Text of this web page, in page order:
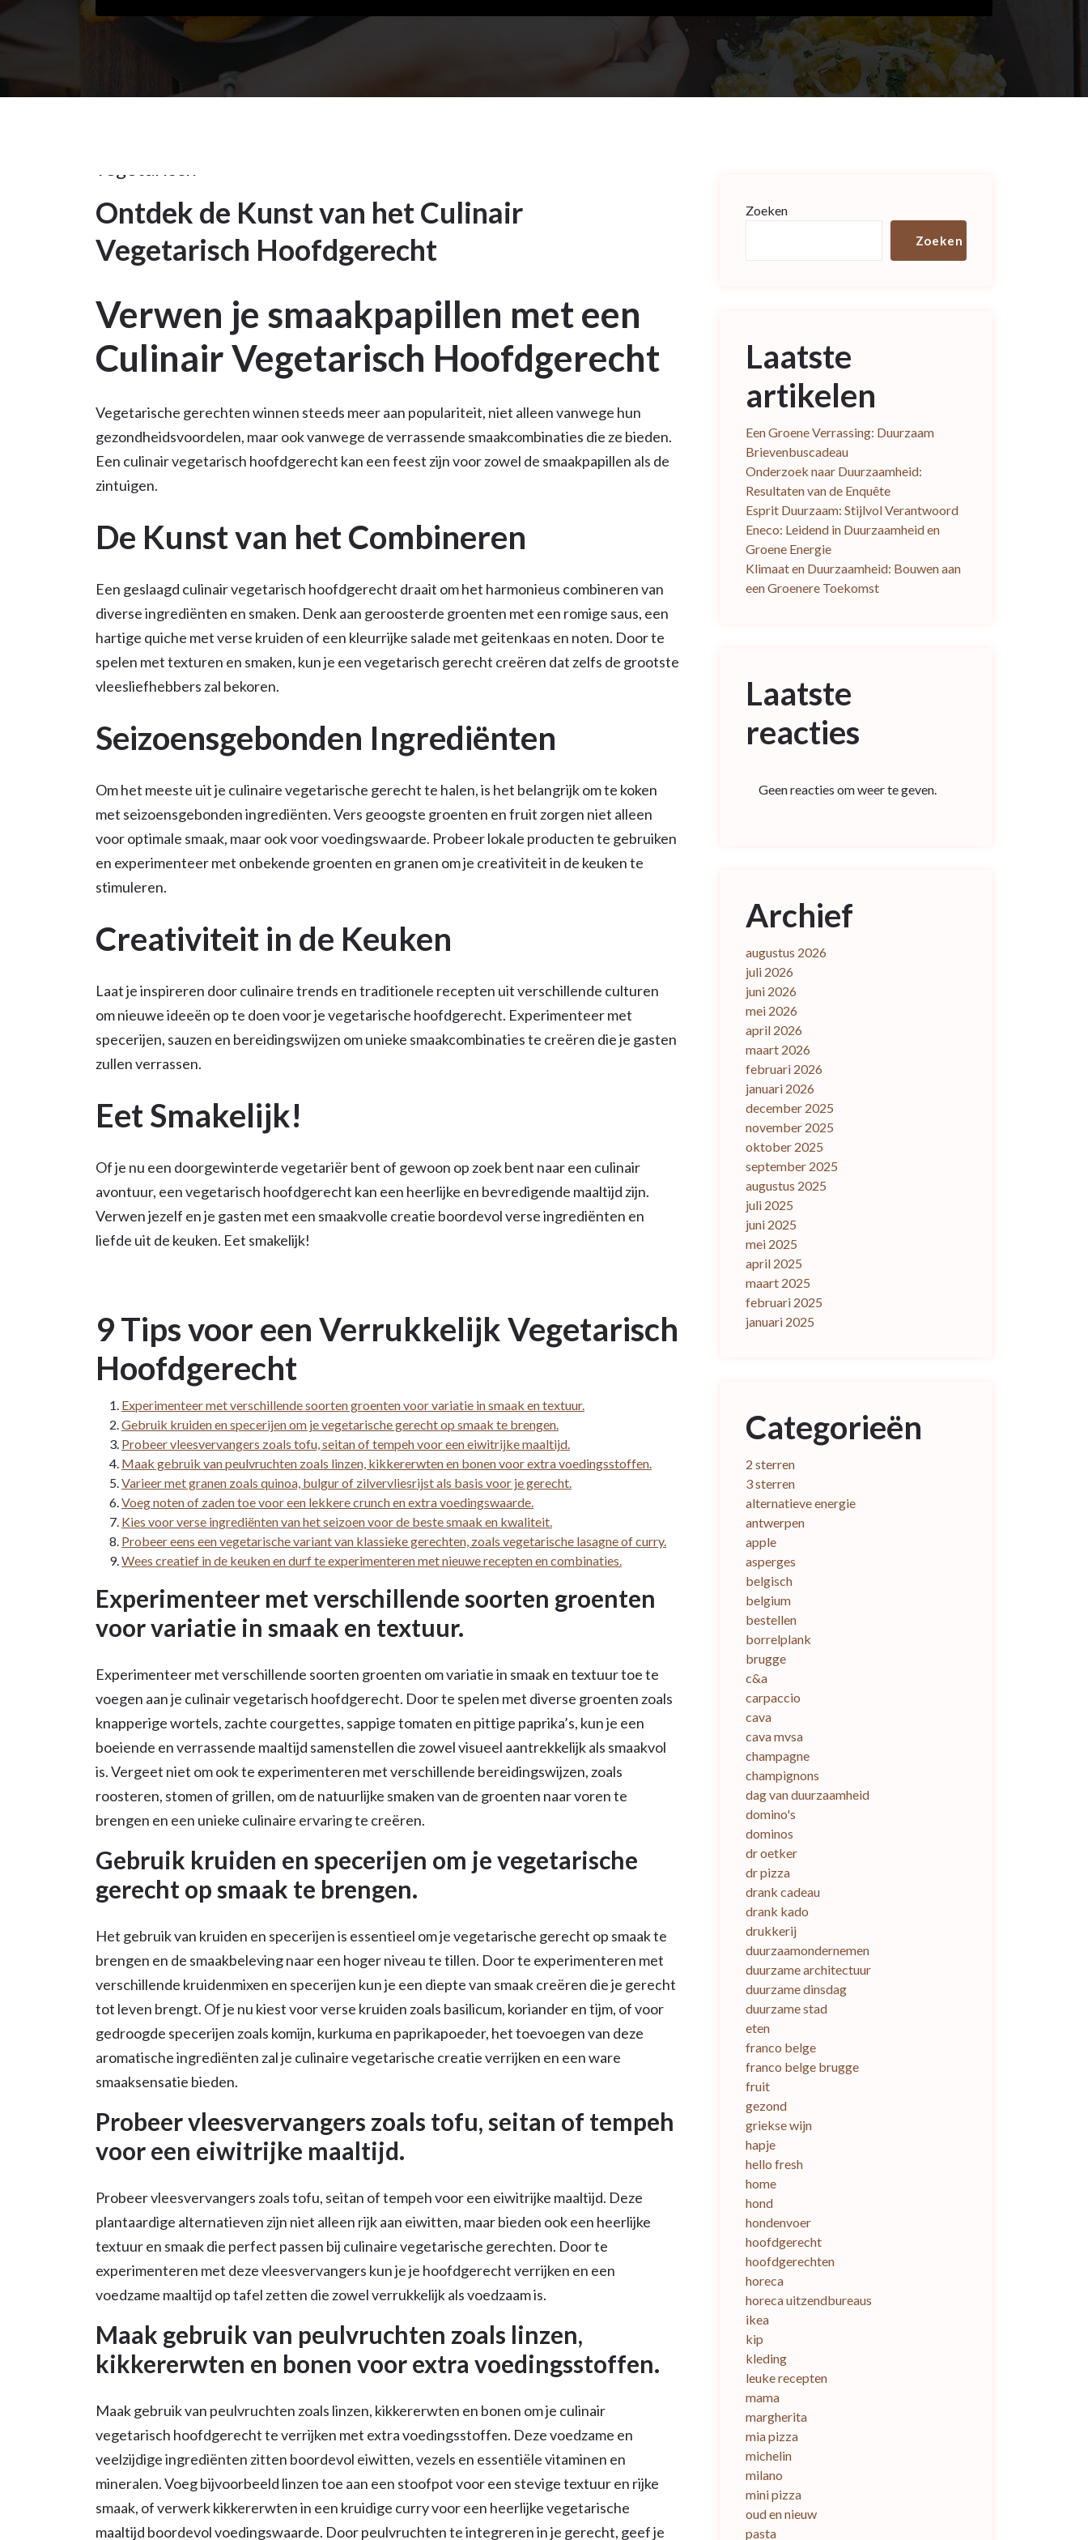
4
JUN 2026
Ontdek de Kunst van het Culinair
Vegetarisch Hoofdgerecht
Verwen je smaakpapillen met een
Culinair Vegetarisch Hoofdgerecht
Vegetarische gerechten winnen steeds meer aan populariteit, niet alleen vanwege hun
gezondheidsvoordelen, maar ook vanwege de verrassende smaakcombinaties die ze bieden.
Een culinair vegetarisch hoofdgerecht kan een feest zijn voor zowel de smaakpapillen als de
zintuigen.
De Kunst van het Combineren
Een geslaagd culinair vegetarisch hoofdgerecht draait om het harmonieus combineren van
diverse ingrediënten en smaken. Denk aan geroosterde groenten met een romige saus, een
hartige quiche met verse kruiden of een kleurrijke salade met geitenkaas en noten. Door te
spelen met texturen en smaken, kun je een vegetarisch gerecht creëren dat zelfs de grootste
vleesliefhebbers zal bekoren.
Seizoensgebonden Ingrediënten
Om het meeste uit je culinaire vegetarische gerecht te halen, is het belangrijk om te koken
met seizoensgebonden ingrediënten. Vers geoogste groenten en fruit zorgen niet alleen
voor optimale smaak, maar ook voor voedingswaarde. Probeer lokale producten te gebruiken
en experimenteer met onbekende groenten en granen om je creativiteit in de keuken te
stimuleren.
Creativiteit in de Keuken
Laat je inspireren door culinaire trends en traditionele recepten uit verschillende culturen
om nieuwe ideeën op te doen voor je vegetarische hoofdgerecht. Experimenteer met
specerijen, sauzen en bereidingswijzen om unieke smaakcombinaties te creëren die je gasten
zullen verrassen.
Eet Smakelijk!
Of je nu een doorgewinterde vegetariër bent of gewoon op zoek bent naar een culinair
avontuur, een vegetarisch hoofdgerecht kan een heerlijke en bevredigende maaltijd zijn.
Verwen jezelf en je gasten met een smaakvolle creatie boordevol verse ingrediënten en
liefde uit de keuken. Eet smakelijk!
9 Tips voor een Verrukkelijk Vegetarisch
Hoofdgerecht
Experimenteer met verschillende soorten groenten voor variatie in smaak en textuur.
Gebruik kruiden en specerijen om je vegetarische gerecht op smaak te brengen.
Probeer vleesvervangers zoals tofu, seitan of tempeh voor een eiwitrijke maaltijd.
Maak gebruik van peulvruchten zoals linzen, kikkererwten en bonen voor extra voedingsstoffen.
Varieer met granen zoals quinoa, bulgur of zilvervliesrijst als basis voor je gerecht.
Voeg noten of zaden toe voor een lekkere crunch en extra voedingswaarde.
Kies voor verse ingrediënten van het seizoen voor de beste smaak en kwaliteit.
Probeer eens een vegetarische variant van klassieke gerechten, zoals vegetarische lasagne of curry.
Wees creatief in de keuken en durf te experimenteren met nieuwe recepten en combinaties.
Experimenteer met verschillende soorten groenten
voor variatie in smaak en textuur.
Experimenteer met verschillende soorten groenten om variatie in smaak en textuur toe te
voegen aan je culinair vegetarisch hoofdgerecht. Door te spelen met diverse groenten zoals
knapperige wortels, zachte courgettes, sappige tomaten en pittige paprika’s, kun je een
boeiende en verrassende maaltijd samenstellen die zowel visueel aantrekkelijk als smaakvol
is. Vergeet niet om ook te experimenteren met verschillende bereidingswijzen, zoals
roosteren, stomen of grillen, om de natuurlijke smaken van de groenten naar voren te
brengen en een unieke culinaire ervaring te creëren.
Gebruik kruiden en specerijen om je vegetarische
gerecht op smaak te brengen.
Het gebruik van kruiden en specerijen is essentieel om je vegetarische gerecht op smaak te
brengen en de smaakbeleving naar een hoger niveau te tillen. Door te experimenteren met
verschillende kruidenmixen en specerijen kun je een diepte van smaak creëren die je gerecht
tot leven brengt. Of je nu kiest voor verse kruiden zoals basilicum, koriander en tijm, of voor
gedroogde specerijen zoals komijn, kurkuma en paprikapoeder, het toevoegen van deze
aromatische ingrediënten zal je culinaire vegetarische creatie verrijken en een ware
smaaksensatie bieden.
Probeer vleesvervangers zoals tofu, seitan of tempeh
voor een eiwitrijke maaltijd.
Probeer vleesvervangers zoals tofu, seitan of tempeh voor een eiwitrijke maaltijd. Deze
plantaardige alternatieven zijn niet alleen rijk aan eiwitten, maar bieden ook een heerlijke
textuur en smaak die perfect passen bij culinaire vegetarische gerechten. Door te
experimenteren met deze vleesvervangers kun je je hoofdgerecht verrijken en een
voedzame maaltijd op tafel zetten die zowel verrukkelijk als voedzaam is.
Maak gebruik van peulvruchten zoals linzen,
kikkererwten en bonen voor extra voedingsstoffen.
Maak gebruik van peulvruchten zoals linzen, kikkererwten en bonen om je culinair
vegetarisch hoofdgerecht te verrijken met extra voedingsstoffen. Deze voedzame en
veelzijdige ingrediënten zitten boordevol eiwitten, vezels en essentiële vitaminen en
mineralen. Voeg bijvoorbeeld linzen toe aan een stoofpot voor een stevige textuur en rijke
smaak, of verwerk kikkererwten in een kruidige curry voor een heerlijke vegetarische
maaltijd boordevol voedingswaarde. Door peulvruchten te integreren in je gerecht, geef je
Zoeken
Zoeken
Laatste
artikelen
Een Groene Verrassing: Duurzaam
Brievenbuscadeau
Onderzoek naar Duurzaamheid:
Resultaten van de Enquête
Esprit Duurzaam: Stijlvol Verantwoord
Eneco: Leidend in Duurzaamheid en
Groene Energie
Klimaat en Duurzaamheid: Bouwen aan
een Groenere Toekomst
Laatste
reacties
Geen reacties om weer te geven.
Archief
augustus 2026
juli 2026
juni 2026
mei 2026
april 2026
maart 2026
februari 2026
januari 2026
december 2025
november 2025
oktober 2025
september 2025
augustus 2025
juli 2025
juni 2025
mei 2025
april 2025
maart 2025
februari 2025
januari 2025
Categorieën
2 sterren
3 sterren
alternatieve energie
antwerpen
apple
asperges
belgisch
belgium
bestellen
borrelplank
brugge
c&a
carpaccio
cava
cava mvsa
champagne
champignons
dag van duurzaamheid
domino's
dominos
dr oetker
dr pizza
drank cadeau
drank kado
drukkerij
duurzaamondernemen
duurzame architectuur
duurzame dinsdag
duurzame stad
eten
franco belge
franco belge brugge
fruit
gezond
griekse wijn
hapje
hello fresh
home
hond
hondenvoer
hoofdgerecht
hoofdgerechten
horeca
horeca uitzendbureaus
ikea
kip
kleding
leuke recepten
mama
margherita
mia pizza
michelin
milano
mini pizza
oud en nieuw
pasta